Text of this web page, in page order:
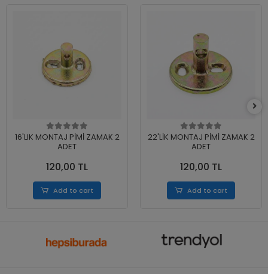
16'LIK MONTAJ PİMİ ZAMAK 2
ADET
120,00 TL
Add to cart
22'LİK MONTAJ PİMİ ZAMAK 2
ADET
120,00 TL
Add to cart